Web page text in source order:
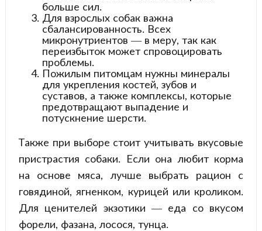
больше сил.
Для взрослых собак важна
сбалансированность. Всех
микронутриентов — в меру, так как
переизбыток может спровоцировать
проблемы.
Пожилым питомцам нужны минералы
для укрепления костей, зубов и
суставов, а также комплексы, которые
предотвращают выпадение и
потускнение шерсти.
Также при выборе стоит учитывать вкусовые
пристрастия собаки. Если она любит корма
на основе мяса, лучше выбрать рацион с
говядиной, ягненком, курицей или кроликом.
Для ценителей экзотики — еда со вкусом
форели, фазана, лосося, тунца.